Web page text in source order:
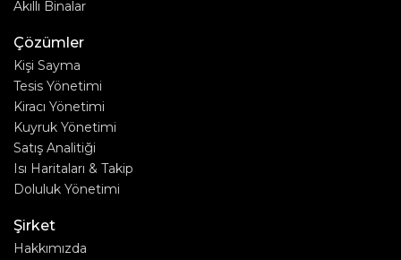
Akıllı Binalar
Çözümler
Kişi Sayma
Tesis Yönetimi
Kiracı Yönetimi
Kuyruk Yönetimi
Satış Analitiği
Isı Haritaları & Takip
Doluluk Yönetimi
Şirket
Hakkımızda